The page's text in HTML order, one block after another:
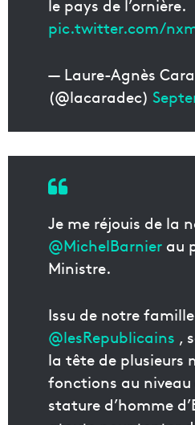
le pays de l’ornière.
pic.twitter.com/
— Laure-Agnès
(@lacaradec)
Je me réjouis de la
@MichelBarnier au
Ministre.
Issu de notre
@lesRepublicains ,
la tête de plusieurs
fonctions au niveau
stature d’homme